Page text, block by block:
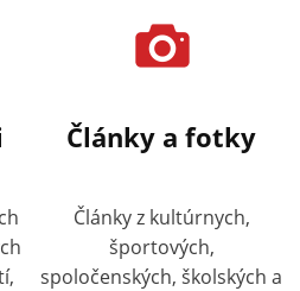
Články a fotky
Články z kultúrnych,
športových,
spoločenských, školských a